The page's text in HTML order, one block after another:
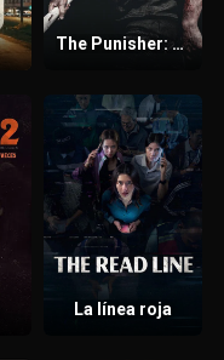
The Punisher: La última muerte
La línea roja